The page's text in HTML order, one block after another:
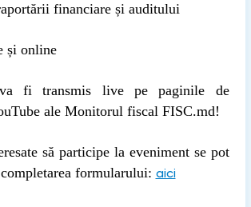
financiare și auditului
și online
va fi transmis live pe paginile de
ale Monitorul fiscal FISC.md!
să participe la eveniment se pot
formularului: aici